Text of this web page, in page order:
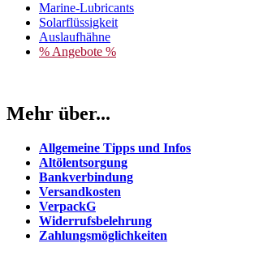
Marine-Lubricants
Solarflüssigkeit
Auslaufhähne
% Angebote %
Mehr über...
Allgemeine Tipps und Infos
Altölentsorgung
Bankverbindung
Versandkosten
VerpackG
Widerrufsbelehrung
Zahlungsmöglichkeiten